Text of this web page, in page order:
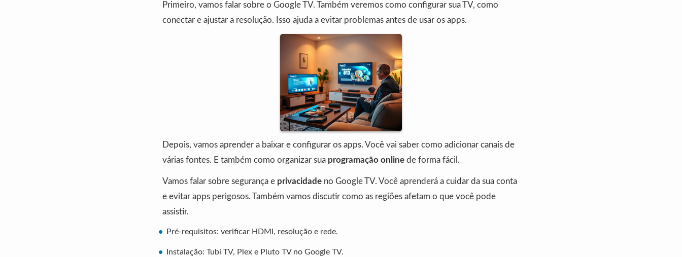
Primeiro, vamos falar sobre o Google TV. Também veremos como configurar sua TV, como
conectar e ajustar a resolução. Isso ajuda a evitar problemas antes de usar os apps.
Depois, vamos aprender a baixar e configurar os apps. Você vai saber como adicionar canais de
várias fontes. E também como organizar sua programação online de forma fácil.
Vamos falar sobre segurança e privacidade no Google TV. Você aprenderá a cuidar da sua conta
e evitar apps perigosos. Também vamos discutir como as regiões afetam o que você pode
assistir.
Pré-requisitos: verificar HDMI, resolução e rede.
Instalação: Tubi TV, Plex e Pluto TV no Google TV.